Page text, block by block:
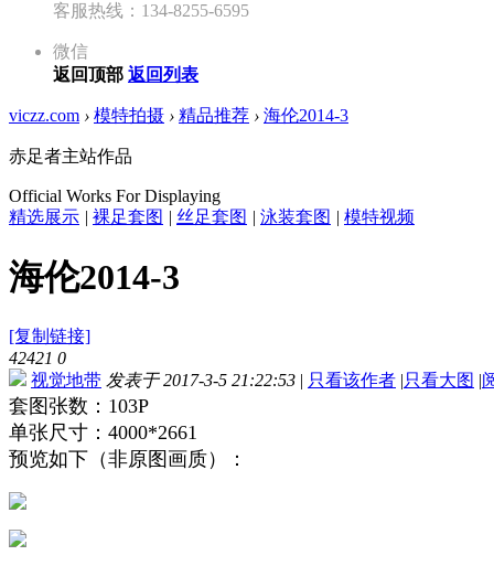
客服热线：134-8255-6595
微信
返回顶部 返回列表
viczz.com › 模特拍摄 › 精品推荐 › 海伦2014-3
赤足者主站作品
Official Works For Displaying
精选展示 | 裸足套图 | 丝足套图 | 泳装套图 | 模特视频
海伦2014-3
[复制链接]
42421 0
视觉地带 发表于 2017-3-5 21:22:53 | 只看该作者 |只看大图 |
套图张数：103P
单张尺寸：4000*2661
预览如下（非原图画质）：